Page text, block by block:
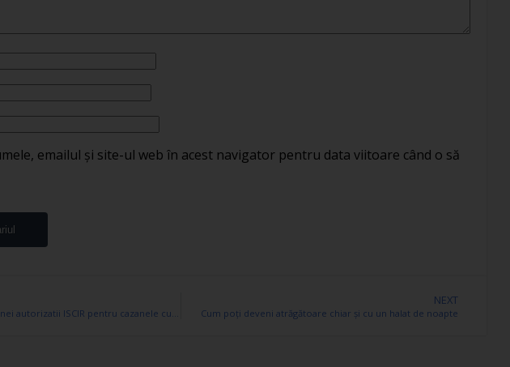
emailul și site-ul web în acest navigator pentru data viitoare când o să
Importanta detinerii unei autorizatii ISCIR pentru cazanele cu apa
NEXT
Cum poți deveni atrăgătoare chiar și cu un halat de noapte